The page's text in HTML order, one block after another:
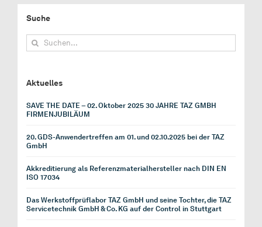
Suche
Suche
nach:
Aktuelles
SAVE THE DATE – 02. Oktober 2025 30 JAHRE TAZ GMBH
FIRMENJUBILÄUM
20. GDS-Anwendertreffen am 01. und 02.10.2025 bei der TAZ
GmbH
Akkreditierung als Referenzmaterialhersteller nach DIN EN
ISO 17034
Das Werkstoffprüflabor TAZ GmbH und seine Tochter, die TAZ
Servicetechnik GmbH & Co. KG auf der Control in Stuttgart